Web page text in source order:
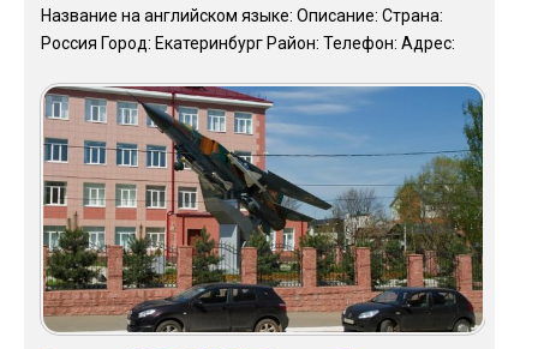
Название на английском языке: Описание: Страна:
Россия Город: Екатеринбург Район: Телефон: Адрес: